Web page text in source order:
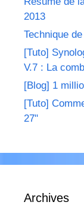
2013
Technique
[Tuto]
V.7 : La
[Blog] 1
[Tuto]
27"
Archives